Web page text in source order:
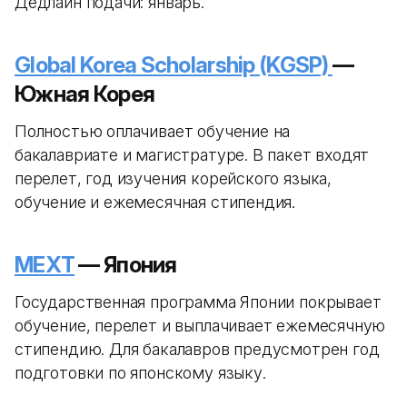
Global Korea Scholarship (KGSP)—
Южная Корея
Полностью оплачивает обучение на
бакалавриате и магистратуре. В пакет входят
перелет, год изучения корейского языка,
обучение и ежемесячная стипендия.
MEXT— Япония
Государственная программа Японии покрывает
обучение, перелет и выплачивает ежемесячную
стипендию. Для бакалавров предусмотрен год
подготовки по японскому языку.